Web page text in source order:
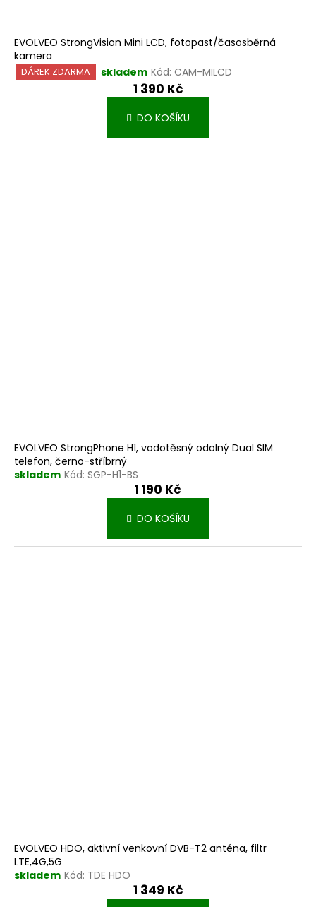
EVOLVEO StrongVision Mini LCD, fotopast/časosběrná
kamera
DÁREK ZDARMA skladem Kód: CAM-MILCD
1 390 Kč
DO KOŠÍKU
EVOLVEO StrongPhone H1, vodotěsný odolný Dual SIM
telefon, černo-stříbrný
skladem Kód: SGP-H1-BS
1 190 Kč
DO KOŠÍKU
EVOLVEO HDO, aktivní venkovní DVB-T2 anténa, filtr
LTE,4G,5G
skladem Kód: TDE HDO
1 349 Kč